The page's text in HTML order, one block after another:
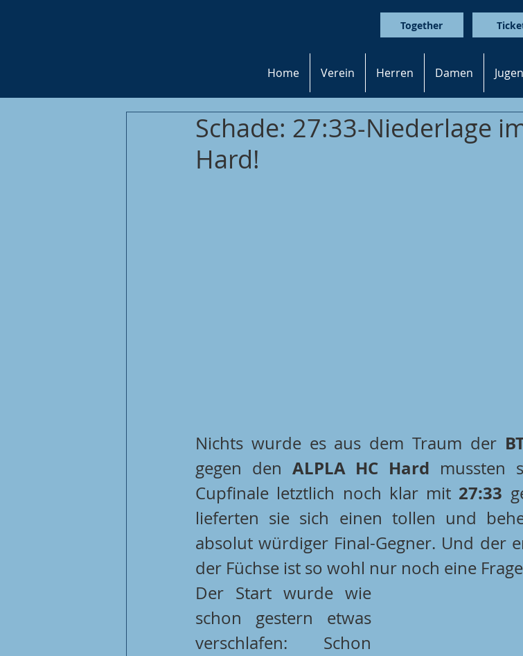
Together
Home Verein Herren Damen
Schade: 27:33-Niederlage
Hard!
Nichts wurde es aus dem Traum der
gegen den ALPLA HC Hard mussten
Cupfinale letztlich noch klar mit 27:33
lieferten sie sich einen tollen und
absolut würdiger Final-Gegner. Und der
der Füchse ist so wohl nur noch eine
Der Start wurde wie
schon gestern etwas
verschlafen: Schon